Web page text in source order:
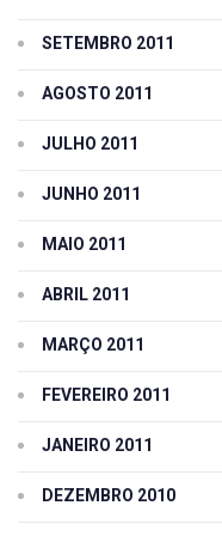
SETEMBRO 2011
AGOSTO 2011
JULHO 2011
JUNHO 2011
MAIO 2011
ABRIL 2011
MARÇO 2011
FEVEREIRO 2011
JANEIRO 2011
DEZEMBRO 2010